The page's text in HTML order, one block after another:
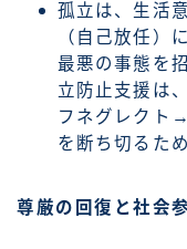
孤立は、生活
（自己放任）
最悪の事態を
立防止支援は
フネグレクト
を断ち切るた
尊厳の回復と社会